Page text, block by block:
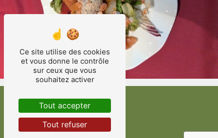
Ce site utilise des cookies
et vous donne le contrôle
sur ceux que vous
souhaitez activer
Tout accepter
Tout refuser